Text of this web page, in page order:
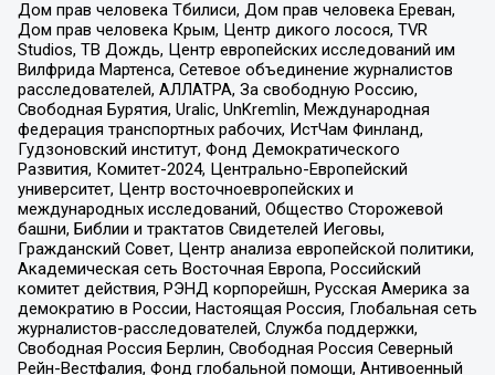
Дом прав человека Тбилиси, Дом прав человека Ереван,
Дом прав человека Крым, Центр дикого лосося, TVR
Studios, ТВ Дождь, Центр европейских исследований им
Вилфрида Мартенса, Сетевое объединение журналистов
расследователей, АЛЛАТРА, За свободную Россию,
Свободная Бурятия, Uralic, UnKremlin, Международная
федерация транспортных рабочих, ИстЧам Финланд,
Гудзоновский институт, Фонд Демократического
Развития, Комитет-2024, Центрально-Европейский
университет, Центр восточноевропейских и
международных исследований, Общество Сторожевой
башни, Библии и трактатов Свидетелей Иеговы,
Гражданский Совет, Центр анализа европейской политики,
Академическая сеть Восточная Европа, Российский
комитет действия, РЭНД корпорейшн, Русская Америка за
демократию в России, Настоящая Россия, Глобальная сеть
журналистов-расследователей, Служба поддержки,
Свободная Россия Берлин, Свободная Россия Северный
Рейн-Вестфалия, Фонд глобальной помощи, Антивоенный